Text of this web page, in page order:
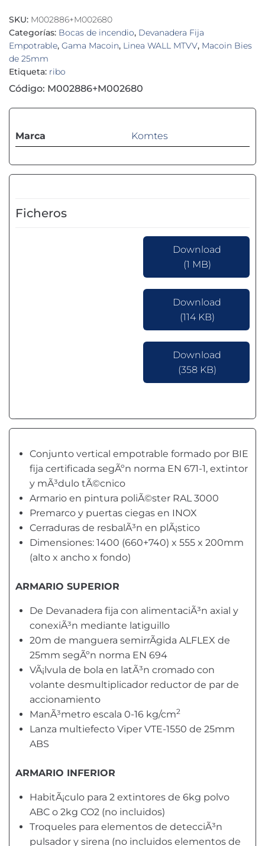
SKU: M002886+M002680
Categorías: Bocas de incendio, Devanadera Fija
Empotrable, Gama Macoin, Linea WALL MTVV, Macoin Bies
de 25mm
Etiqueta: ribo
Código: M002886+M002680
Ficheros
Download
(1 MB)
Download
(114 KB)
Download
(358 KB)
Marca Komtes
Conjunto vertical empotrable formado por BIE
fija certificada segÃºn norma EN 671-1, extintor
y mÃ³dulo tÃ©cnico
Armario en pintura poliÃ©ster RAL 3000
Premarco y puertas ciegas en INOX
Cerraduras de resbalÃ³n en plÃ¡stico
Dimensiones: 1400 (660+740) x 555 x 200mm
(alto x ancho x fondo)
ARMARIO SUPERIOR
De Devanadera fija con alimentaciÃ³n axial y
conexiÃ³n mediante latiguillo
20m de manguera semirrÃ­gida ALFLEX de
25mm segÃºn norma EN 694
VÃ¡lvula de bola en latÃ³n cromado con
volante desmultiplicador reductor de par de
accionamiento
ManÃ³metro escala 0-16 kg/cm2
Lanza multiefecto Viper VTE-1550 de 25mm
ABS
ARMARIO INFERIOR
HabitÃ¡culo para 2 extintores de 6kg polvo
ABC o 2kg CO2 (no incluidos)
Troqueles para elementos de detecciÃ³n
pulsador y sirena (no incluidos elementos de